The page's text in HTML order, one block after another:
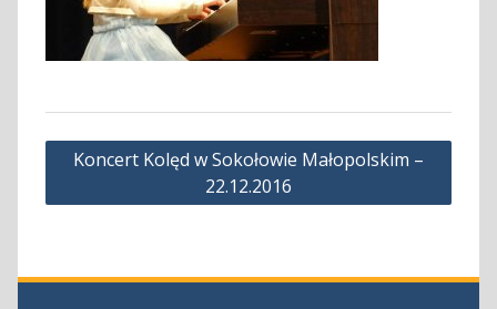
Nawigacja
Koncert Kolęd w Sokołowie Małopolskim –
22.12.2016